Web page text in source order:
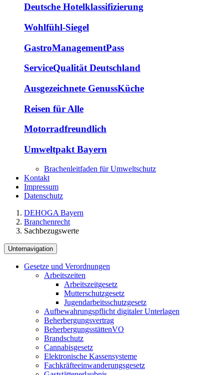
Deutsche Hotelklassifizierung
Wohlfühl-Siegel
GastroManagementPass
ServiceQualität Deutschland
Ausgezeichnete GenussKüche
Reisen für Alle
Motorradfreundlich
Umweltpakt Bayern
Brachenleitfaden für Umweltschutz
Kontakt
Impressum
Datenschutz
DEHOGA Bayern
Branchenrecht
Sachbezugswerte
Unternavigation
Gesetze und Verordnungen
Arbeitszeiten
Arbeitszeitgesetz
Mutterschutzgesetz
Jugendarbeitsschutzgesetz
Aufbewahrungspflicht digitaler Unterlagen
Beherbergungsvertrag
BeherbergungsstättenVO
Brandschutz
Cannabisgesetz
Elektronische Kassensysteme
Fachkräfteeinwanderungsgesetz